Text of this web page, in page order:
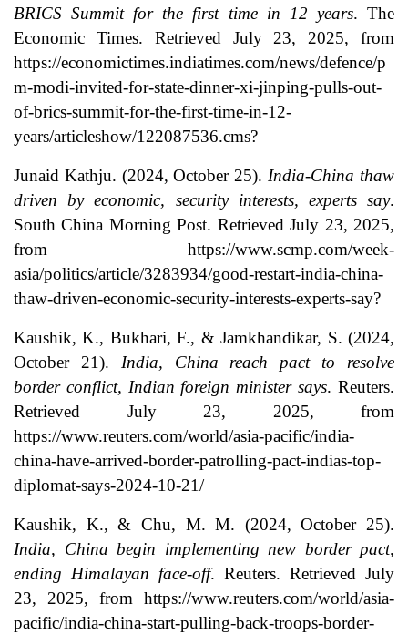
BRICS Summit for the first time in 12 years. The
Economic Times. Retrieved July 23, 2025, from
https://economictimes.indiatimes.com/news/defence/p
m-modi-invited-for-state-dinner-xi-jinping-pulls-out-
of-brics-summit-for-the-first-time-in-12-
years/articleshow/122087536.cms?
Junaid Kathju. (2024, October 25). India-China thaw
driven by economic, security interests, experts say.
South China Morning Post. Retrieved July 23, 2025,
from https://www.scmp.com/week-
asia/politics/article/3283934/good-restart-india-china-
thaw-driven-economic-security-interests-experts-say?
Kaushik, K., Bukhari, F., & Jamkhandikar, S. (2024,
October 21). India, China reach pact to resolve
border conflict, Indian foreign minister says. Reuters.
Retrieved July 23, 2025, from
https://www.reuters.com/world/asia-pacific/india-
china-have-arrived-border-patrolling-pact-indias-top-
diplomat-says-2024-10-21/
Kaushik, K., & Chu, M. M. (2024, October 25).
India, China begin implementing new border pact,
ending Himalayan face-off. Reuters. Retrieved July
23, 2025, from https://www.reuters.com/world/asia-
pacific/india-china-start-pulling-back-troops-border-